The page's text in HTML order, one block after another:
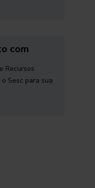
com
Recursos
Sesc para sua